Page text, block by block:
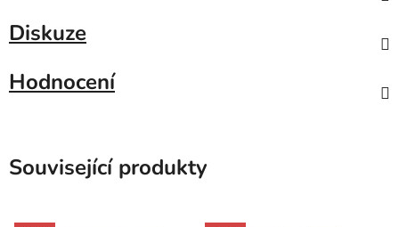
Diskuze
Hodnocení
Související produkty